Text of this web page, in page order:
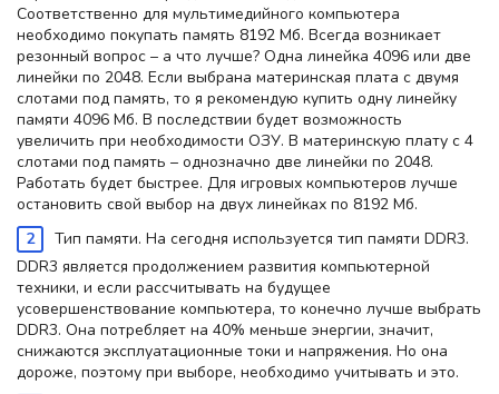
Соответственно для мультимедийного компьютера
необходимо покупать память 8192 Мб. Всегда возникает
резонный вопрос – а что лучше? Одна линейка 4096 или две
линейки по 2048. Если выбрана материнская плата с двумя
слотами под память, то я рекомендую купить одну линейку
памяти 4096 Мб. В последствии будет возможность
увеличить при необходимости ОЗУ. В материнскую плату с 4
слотами под память – однозначно две линейки по 2048.
Работать будет быстрее. Для игровых компьютеров лучше
остановить свой выбор на двух линейках по 8192 Мб.
Тип памяти. На сегодня используется тип памяти DDR3.
DDR3 является продолжением развития компьютерной
техники, и если рассчитывать на будущее
усовершенствование компьютера, то конечно лучше выбрать
DDR3. Она потребляет на 40% меньше энергии, значит,
снижаются эксплуатационные токи и напряжения. Но она
дороже, поэтому при выборе, необходимо учитывать и это.